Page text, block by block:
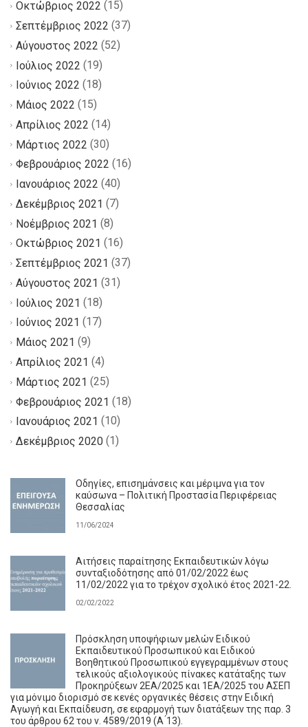
Οκτώβριος 2022 (15)
Σεπτέμβριος 2022 (37)
Αύγουστος 2022 (52)
Ιούλιος 2022 (19)
Ιούνιος 2022 (18)
Μάιος 2022 (15)
Απρίλιος 2022 (14)
Μάρτιος 2022 (30)
Φεβρουάριος 2022 (16)
Ιανουάριος 2022 (40)
Δεκέμβριος 2021 (7)
Νοέμβριος 2021 (8)
Οκτώβριος 2021 (16)
Σεπτέμβριος 2021 (37)
Αύγουστος 2021 (31)
Ιούλιος 2021 (18)
Ιούνιος 2021 (17)
Μάιος 2021 (9)
Απρίλιος 2021 (4)
Μάρτιος 2021 (25)
Φεβρουάριος 2021 (18)
Ιανουάριος 2021 (10)
Δεκέμβριος 2020 (1)
Οδηγίες, επισημάνσεις και μέριμνα για τον
καύσωνα – Πολιτική Προστασία Περιφέρειας
Θεσσαλίας
11/06/2024
Αιτήσεις παραίτησης Εκπαιδευτικών λόγω
συνταξιοδότησης από 01/02/2022 έως
11/02/2022 για το τρέχον σχολικό έτος 2021-22.
02/02/2022
Πρόσκληση υποψήφιων μελών Ειδικού
Εκπαιδευτικού Προσωπικού και Ειδικού
Βοηθητικού Προσωπικού εγγεγραμμένων στους
τελικούς αξιολογικούς πίνακες κατάταξης των
Προκηρύξεων 2ΕΑ/2025 και 1ΕΑ/2025 του ΑΣΕΠ
για μόνιμο διορισμό σε κενές οργανικές θέσεις στην Ειδική
Αγωγή και Εκπαίδευση, σε εφαρμογή των διατάξεων της παρ. 3
του άρθρου 62 του ν. 4589/2019 (Α ́13).